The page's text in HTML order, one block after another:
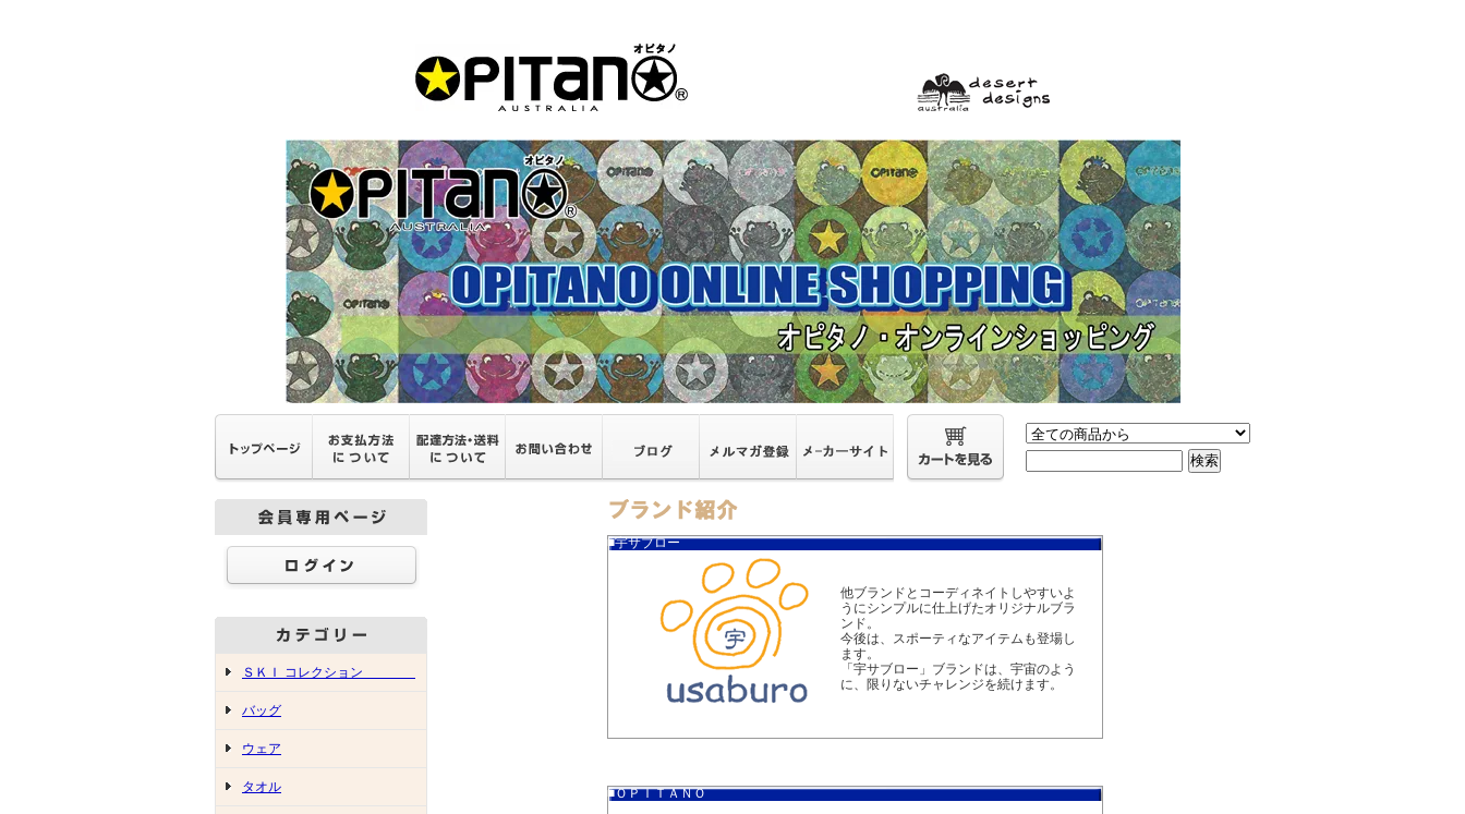
ＳＫＩ コレクション
バッグ
ウェア
タオル
■宇サブロー
他ブランドとコーディネイトしやすいよ
うにシンプルに仕上げたオリジナルブラ
ンド。
今後は、スポーティなアイテムも登場し
ます。
「宇サブロー」ブランドは、宇宙のよう
に、限りないチャレンジを続けます。
■ＯＰＩＴＡＮＯ